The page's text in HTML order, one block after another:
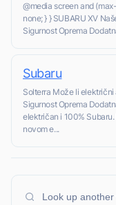
@media screen and
none; } } SUBARU XV
Sigurnost Oprema
Subaru
Solterra Može li
Sigurnost Oprema
električan i 100%
novom e...